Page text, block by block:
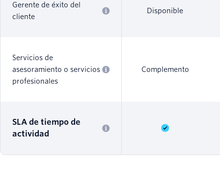
Gerente de éxito del
cliente
Disponible
Servicios de
asesoramiento o servicios
profesionales
Complemento
SLA de tiempo de
actividad